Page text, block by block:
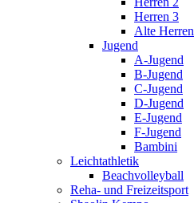
Herren 3
Alte Herren
Jugend
A-Jugend
B-Jugend
C-Jugend
D-Jugend
E-Jugend
F-Jugend
Bambini
Leichtathletik
Beachvolleyball
Reha- und Freizeitsport